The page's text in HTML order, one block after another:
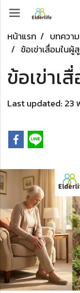
หน้าแรก บทควา
ข้อเข่าเสื่อมในผู้
ข้อเข่าเ
Last updated: 23